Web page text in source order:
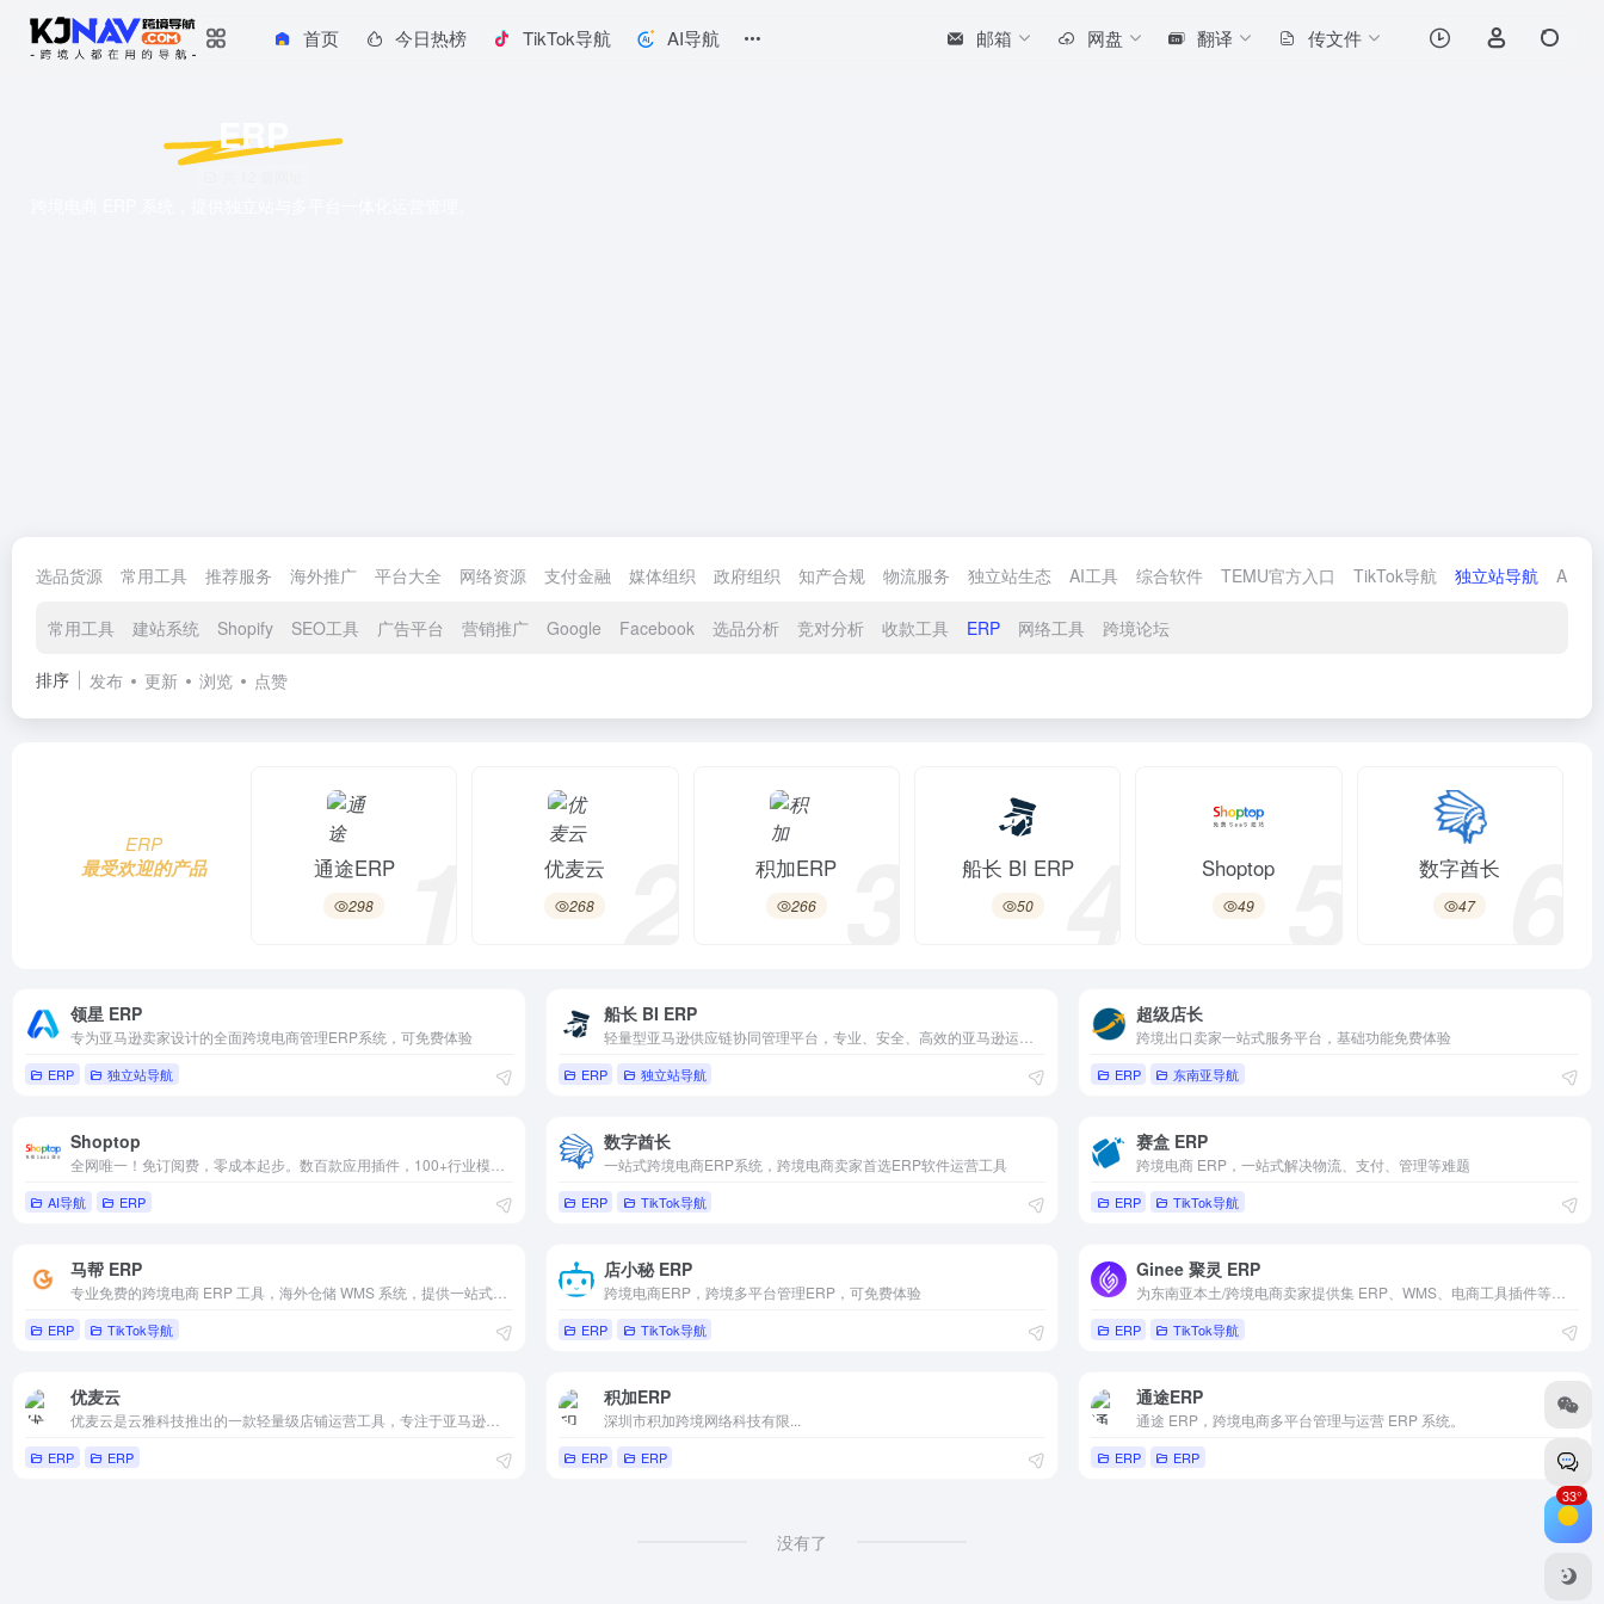
首页 今日热榜 TikTok导航 AI导航 邮箱 网盘 翻译 传文件
ERP
选品货源 常用工具 推荐服务 海外推广 平台大全 网络资源 支付金融 媒体组织 政府组织 知产合规 物流服务 独立站生态 AI工具 综合软件 TEMU官方入口 TikTok导航 独立站导航 AI导航
常用工具 建站系统 Shopify SEO工具 广告平台 营销推广 Google Facebook 选品分析 竞对分析 收款工具 ERP 网络工具 跨境论坛
排序 发布 更新 浏览 点赞
ERP
最受欢迎的产品 通途ERP
298
优麦云
268
积加ERP
266
船长 BI ERP
50 4 Shoptop
49
数字酋长
47
领星 ERP
专为亚马逊卖家设计的全面跨境电商管理ERP系统，可免费体验
ERP 独立站导航
船长 BI ERP
ERP 独立站导航
超级店长
跨境出口卖家一站式服务平台，基础功能免费体验
ERP 东南亚导航
Shoptop
AI导航 ERP
数字酋长
一站式跨境电商ERP系统，跨境电商卖家首选ERP软件运营工具
ERP TikTok导航
赛盒 ERP
跨境电商 ERP，一站式解决物流、支付、管理等难题
ERP TikTok导航
马帮 ERP
ERP TikTok导航
店小秘 ERP
跨境电商ERP，跨境多平台管理ERP，可免费体验
ERP TikTok导航
Ginee 聚灵 ERP
ERP TikTok导航
优麦云
ERP ERP
积加ERP
深圳市积加跨境网络科技有限...
ERP ERP
通途ERP
通途 ERP，跨境电商多平台管理与运营 ERP 系统。
ERP ERP
没有了
33°